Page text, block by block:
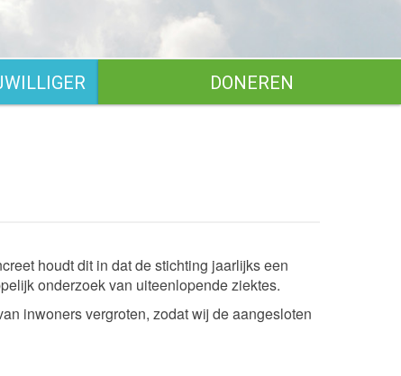
DONEREN
houdt dit in dat de stichting jaarlijks een
onderzoek van uiteenlopende ziektes.
inwoners vergroten, zodat wij de aangesloten